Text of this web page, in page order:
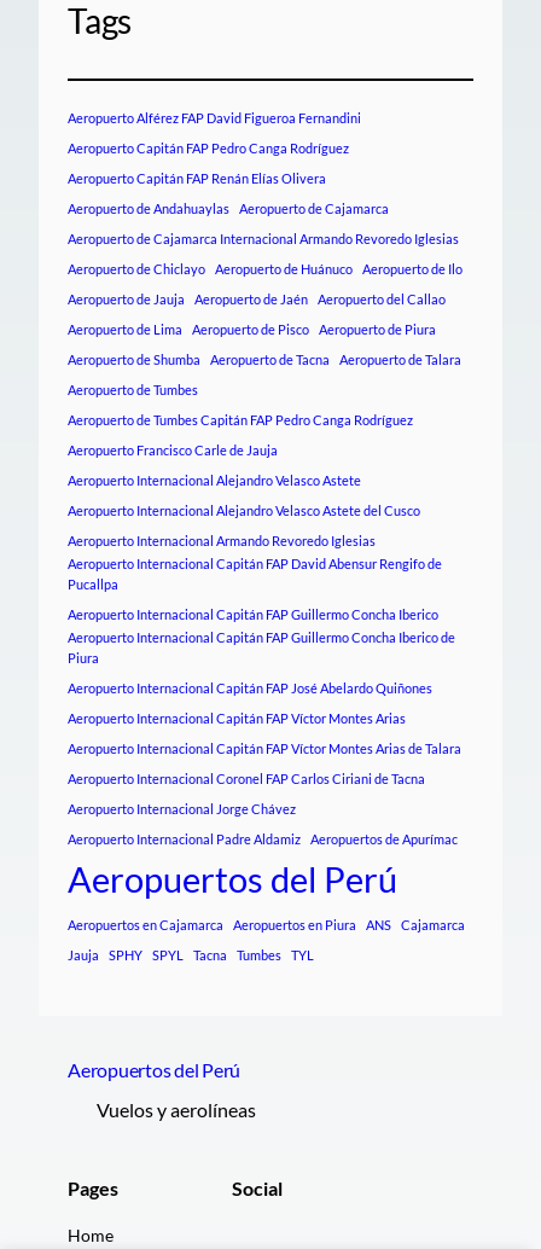
Tags
Aeropuerto Alférez FAP David Figueroa Fernandini
Aeropuerto Capitán FAP Pedro Canga Rodríguez
Aeropuerto Capitán FAP Renán Elías Olivera
Aeropuerto de Andahuaylas
Aeropuerto de Cajamarca
Aeropuerto de Cajamarca Internacional Armando Revoredo Iglesias
Aeropuerto de Chiclayo
Aeropuerto de Huánuco
Aeropuerto de Ilo
Aeropuerto de Jauja
Aeropuerto de Jaén
Aeropuerto del Callao
Aeropuerto de Lima
Aeropuerto de Pisco
Aeropuerto de Piura
Aeropuerto de Shumba
Aeropuerto de Tacna
Aeropuerto de Talara
Aeropuerto de Tumbes
Aeropuerto de Tumbes Capitán FAP Pedro Canga Rodríguez
Aeropuerto Francisco Carle de Jauja
Aeropuerto Internacional Alejandro Velasco Astete
Aeropuerto Internacional Alejandro Velasco Astete del Cusco
Aeropuerto Internacional Armando Revoredo Iglesias
Aeropuerto Internacional Capitán FAP David Abensur Rengifo de
Pucallpa
Aeropuerto Internacional Capitán FAP Guillermo Concha Iberico
Aeropuerto Internacional Capitán FAP Guillermo Concha Iberico de
Piura
Aeropuerto Internacional Capitán FAP José Abelardo Quiñones
Aeropuerto Internacional Capitán FAP Víctor Montes Arias
Aeropuerto Internacional Capitán FAP Víctor Montes Arias de Talara
Aeropuerto Internacional Coronel FAP Carlos Ciriani de Tacna
Aeropuerto Internacional Jorge Chávez
Aeropuerto Internacional Padre Aldamiz
Aeropuertos de Apurímac
Aeropuertos del Perú
Aeropuertos en Cajamarca Aeropuertos en Piura ANS
Cajamarca
Jauja
SPHY SPYL Tacna Tumbes TYL
Aeropuertos del Perú
Vuelos y aerolíneas
Pages
Home
Social